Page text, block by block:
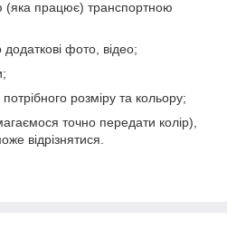
(яка працює) транспортною
фото, відео;
розміру та кольору;
точно передати колір),
відрізнятися.